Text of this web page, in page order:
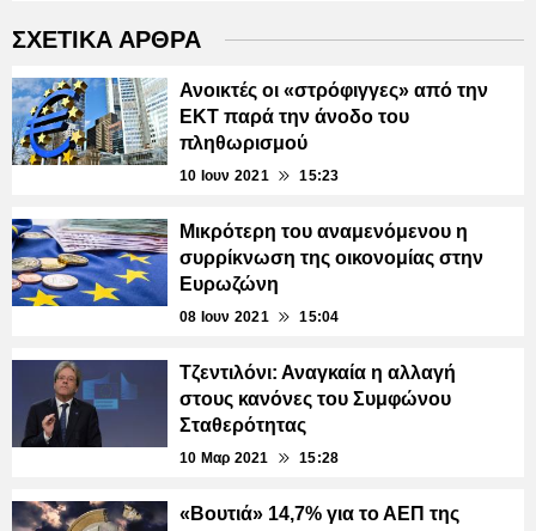
ΣΧΕΤΙΚΑ ΑΡΘΡΑ
Ανοικτές οι «στρόφιγγες» από την
ΕΚΤ παρά την άνοδο του
πληθωρισμού
10 Ιουν 2021 15:23
Μικρότερη του αναμενόμενου η
συρρίκνωση της οικονομίας στην
Ευρωζώνη
08 Ιουν 2021 15:04
Τζεντιλόνι: Αναγκαία η αλλαγή
στους κανόνες του Συμφώνου
Σταθερότητας
10 Μαρ 2021 15:28
«Βουτιά» 14,7% για το ΑΕΠ της